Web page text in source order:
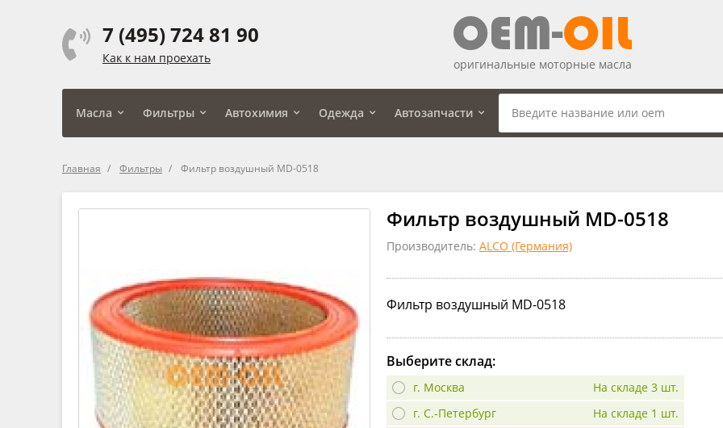
7 (495) 724 81 90
Как к нам проехать оригинальные моторные масла
Масла Фильтры Автохимия Одежда Автозапчасти
Главная Фильтры Фильтр воздушный MD-0518
Фильтр воздушный MD-0518
Производитель: ALCO (Германия)
Фильтр воздушный MD-0518
Выберите склад:
г. Москва
На складе 3 шт.
г. С.-Петербург
На складе 1 шт.